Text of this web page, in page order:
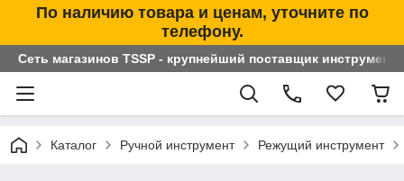
По наличию товара и ценам, уточните по
телефону.
Сеть магазинов TSSP - крупнейший поставщик
Каталог Ручной инструмент Режущий инструмент